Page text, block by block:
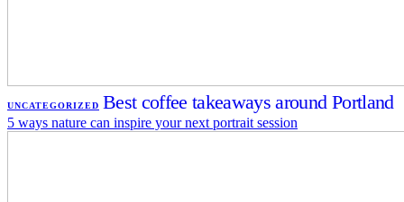
UNCATEGORIZED Best coffee takeaways around Portland
5 ways nature can inspire your next portrait session